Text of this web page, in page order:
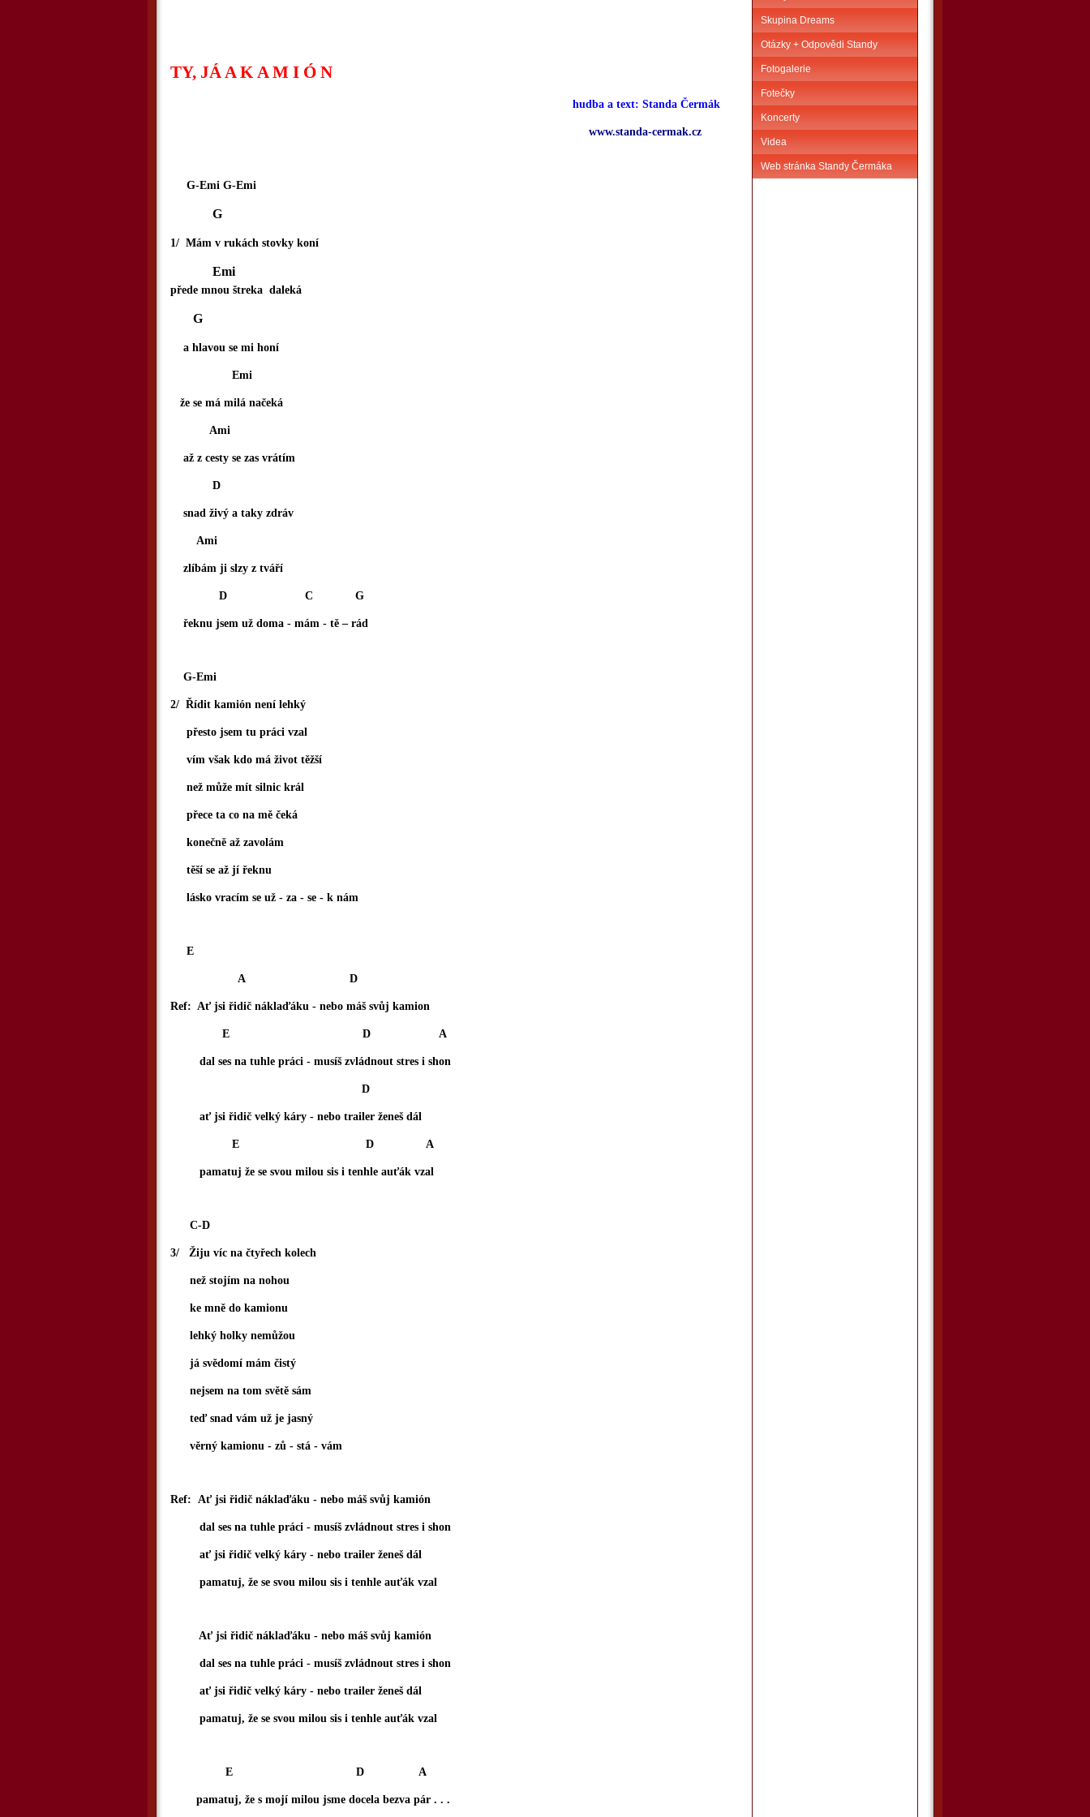
TY, JÁ A K A M I Ó N
hudba a text: Standa Čermák
www.standa-cermak.cz
G-Emi G-Emi
G
1/ Mám v rukách stovky koní
Emi
přede mnou štreka daleká
G
a hlavou se mi honí
Emi
že se má milá načeká
Ami
až z cesty se zas vrátím
D
snad živý a taky zdráv
Ami
zlíbám ji slzy z tváří
D C G
řeknu jsem už doma - mám - tě – rád
G-Emi
2/ Řídit kamión není lehký
přesto jsem tu práci vzal
vím však kdo má život těžší
než může mít silnic král
přece ta co na mě čeká
konečně až zavolám
těší se až jí řeknu
lásko vracím se už - za - se - k nám
E
A D
Ref: Ať jsi řidič náklaďáku - nebo máš svůj kamion
E D A
dal ses na tuhle práci - musíš zvládnout stres i shon
D
ať jsi řidič velký káry - nebo trailer ženeš dál
E D A
pamatuj že se svou milou sis i tenhle auťák vzal
C-D
3/ Žiju víc na čtyřech kolech
než stojím na nohou
ke mně do kamionu
lehký holky nemůžou
já svědomí mám čistý
nejsem na tom světě sám
teď snad vám už je jasný
věrný kamionu - zů - stá - vám
Ref: Ať jsi řidič náklaďáku - nebo máš svůj kamión
dal ses na tuhle práci - musíš zvládnout stres i shon
ať jsi řidič velký káry - nebo trailer ženeš dál
pamatuj, že se svou milou sis i tenhle auťák vzal
Ať jsi řidič náklaďáku - nebo máš svůj kamión
dal ses na tuhle práci - musíš zvládnout stres i shon
ať jsi řidič velký káry - nebo trailer ženeš dál
pamatuj, že se svou milou sis i tenhle auťák vzal
E D A
pamatuj, že s mojí milou jsme docela bezva pár . . .
Skupina Dreams
Otázky + Odpovědi Standy
Fotogalerie
Fotečky
Koncerty
Videa
Web stránka Standy Čermáka